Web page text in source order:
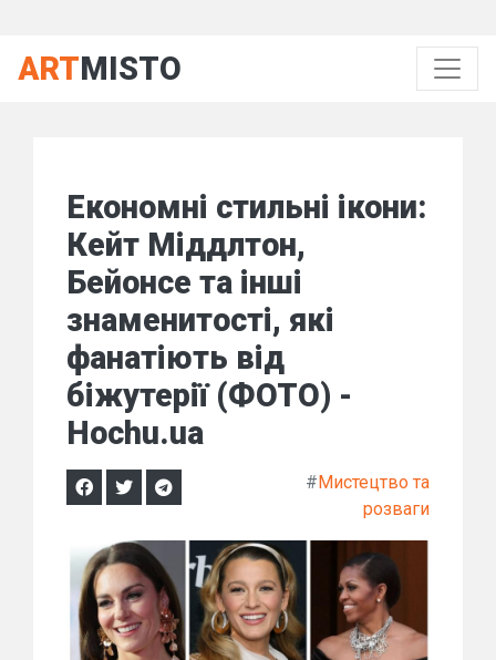
ARTMISTO
Економні стильні ікони:
Кейт Міддлтон,
Бейонсе та інші
знаменитості, які
фанатіють від
біжутерії (ФОТО) -
Hochu.ua
#Мистецтво та
розваги